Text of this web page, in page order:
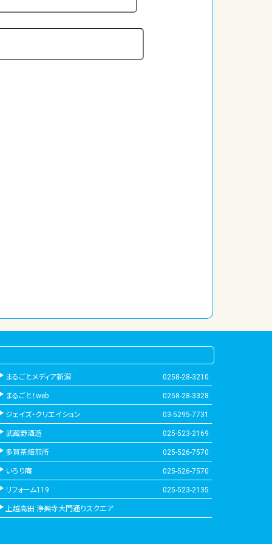
まるごとメディア新潟 0258-28-3210
まるごと！web 0258-28-3328
ジェイズ・クリエイション 03-5295-7731
武蔵野酒造 025-523-2169
多賀茶焙煎所 025-526-7570
いろり庵 025-526-7570
リフォーム119 025-523-2135
上越高田 浄興寺大門通りスクエア